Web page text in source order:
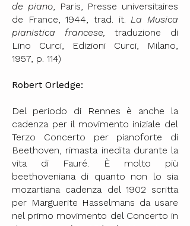
de piano, Paris, Presse universitaires
de France, 1944, trad. it.La Musica
pianistica francese, traduzione di
Lino Curci, Edizioni Curci, Milano,
1957, p. 114)
Robert Orledge:
Del periodo di Rennes è anche la
cadenza per il movimento iniziale del
Terzo Concerto per pianoforte di
Beethoven, rimasta inedita durante la
vita di Fauré. È molto più
beethoveniana di quanto non lo sia
mozartiana cadenza del 1902 scritta
per Marguerite Hasselmans da usare
nel primo movimento del Concerto in